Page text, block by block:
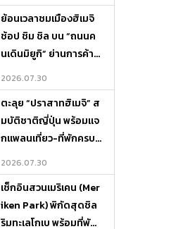
รบจบในที่เดียว
ย้อนเวลาชมเมืองฮิเมจิ
ช้อป ชิม ชิล บน “ถนนค
นเดินมิยูกิ” ย่านการค้าสุ
2026.07.30
ตะลุย “ปราสาทฮิเมจิ” ส
มบัติชาติญี่ปุ่น พร้อมแจ
กแพลนเที่ยว-ที่พักครบจ
2026.07.30
เช็กอินสวนเมริเคน (Mer
iken Park) พิกัดสุดชิล
ริมทะเลโกเบ พร้อมที่พัก